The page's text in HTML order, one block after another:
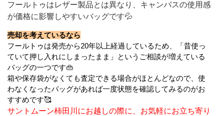
フールトゥはレザー製品とは異なり、キャンバスの使用感
が価格に影響しやすいバッグです💦
売却を考えているなら
フールトゥは発売から20年以上経過しているため、「昔使っ
ていて押し入れにしまったまま」というご相談が増えている
バッグの一つです👜
箱や保存袋がなくても査定できる場合がほとんどなので、使
わなくなったバッグがあれば一度状態を確認してみるのがお
すすめです🥰
サントムーン柿田川にお越しの際に、お気軽にお立ち寄り